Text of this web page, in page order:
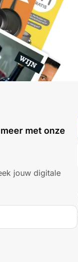
met onze
jouw digitale